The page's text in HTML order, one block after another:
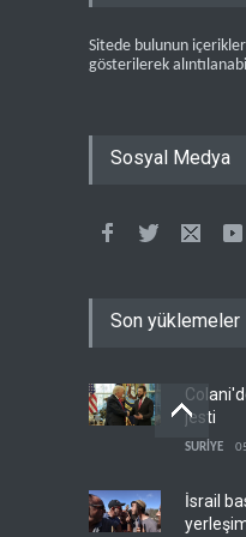
Sitede bulunun
gösterilerek
Sosyal Medya
Son yüklemeler
jesti
SURİYE
İsrail